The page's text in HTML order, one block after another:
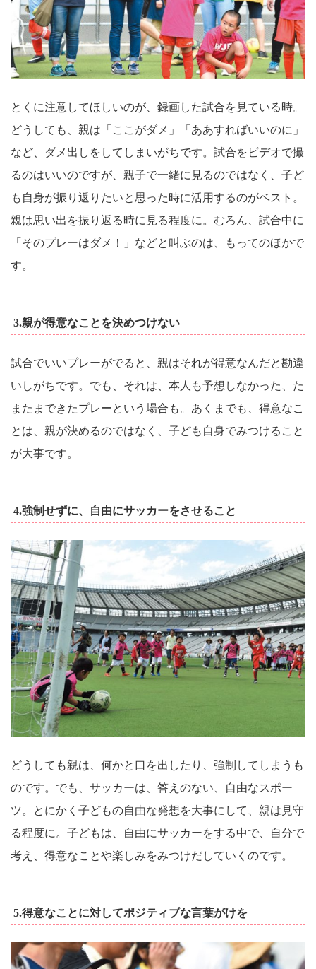
とくに注意してほしいのが、録画した試合を見ている時。
どうしても、親は「ここがダメ」「ああすればいいのに」
など、ダメ出しをしてしまいがちです。試合をビデオで撮
るのはいいのですが、親子で一緒に見るのではなく、子ど
も自身が振り返りたいと思った時に活用するのがベスト。
親は思い出を振り返る時に見る程度に。むろん、試合中に
「そのプレーはダメ！」などと叫ぶのは、もってのほかで
す。
3.親が得意なことを決めつけない
試合でいいプレーがでると、親はそれが得意なんだと勘違
いしがちです。でも、それは、本人も予想しなかった、た
またまできたプレーという場合も。あくまでも、得意なこ
とは、親が決めるのではなく、子ども自身でみつけること
が大事です。
4.強制せずに、自由にサッカーをさせること
どうしても親は、何かと口を出したり、強制してしまうも
のです。でも、サッカーは、答えのない、自由なスポー
ツ。とにかく子どもの自由な発想を大事にして、親は見守
る程度に。子どもは、自由にサッカーをする中で、自分で
考え、得意なことや楽しみをみつけだしていくのです。
5.得意なことに対してポジティブな言葉がけを